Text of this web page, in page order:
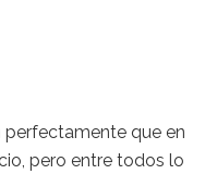
perfectamente que en
pero entre todos lo